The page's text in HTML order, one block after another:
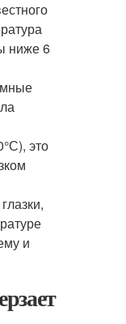
ниже 6
это
и